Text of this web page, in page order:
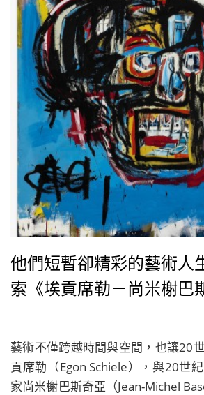
他們短暫卻精彩的藝術人
索《埃貢席勒－尚米榭巴
藝術不僅跨越時間與空間，也讓20
貢席勒（Egon Schiele），與20世
家尚米榭巴斯奇亞（Jean-Michel